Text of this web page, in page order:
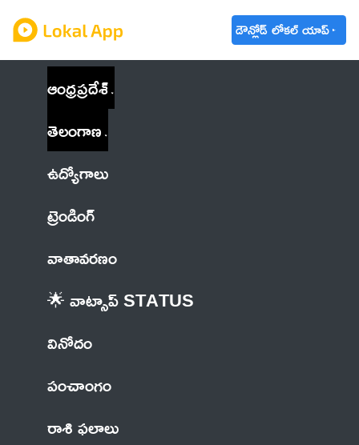
డౌన్లోడ్ లోకల్ యాప్
ఆంధ్రప్రదేశ్
తెలంగాణ
ఉద్యోగాలు
ట్రెండింగ్
వాతావరణం
🌟 వాట్సాప్ STATUS
వినోదం
పంచాంగం
రాశి ఫలాలు